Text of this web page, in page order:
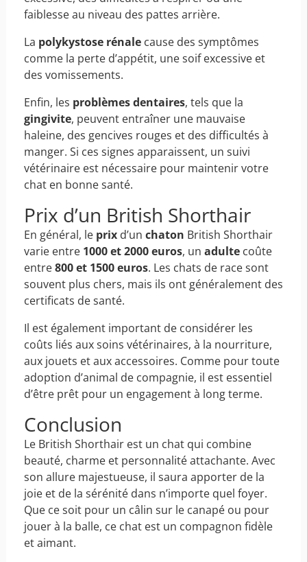
faiblesse au niveau des pattes arrière.
La polykystose rénalecause des symptômes
comme la perte d’appétit, une soif excessive et
des vomissements.
Enfin, les problèmes dentaires, tels que la
gingivite, peuvent entraîner une mauvaise
haleine, des gencives rouges et des difficultés à
manger. Si ces signes apparaissent, un suivi
vétérinaire est nécessaire pour maintenir votre
chat en bonne santé.
Prix d’un British Shorthair
En général, le prixd’un chaton British Shorthair
varie entre1000 et 2000 euros, un adultecoûte
entre800 et 1500 euros. Les chats de race sont
souvent plus chers, mais ils ont généralement des
certificats de santé.
Il est également important de considérer les
coûts liés aux soins vétérinaires, à la nourriture,
aux jouets et aux accessoires. Comme pour toute
adoption d’animal de compagnie, il est essentiel
d’être prêt pour un engagement à long terme.
Conclusion
Le British Shorthair est un chat qui combine
beauté, charme et personnalité attachante. Avec
son allure majestueuse, il saura apporter de la
joie et de la sérénité dans n’importe quel foyer.
Que ce soit pour un câlin sur le canapé ou pour
jouer à la balle, ce chat est un compagnon fidèle
et aimant.